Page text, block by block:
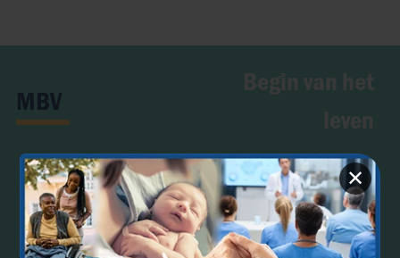
✕
MBV
Begin van het
leven